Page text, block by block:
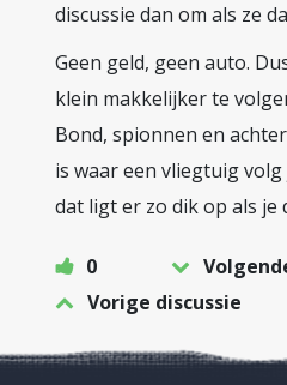
discussie dan om als ze
Geen geld, geen auto.
klein makkelijker te
Bond, spionnen en
is waar een vliegtuig
dat ligt er zo dik op als je
0
Vorige discussie